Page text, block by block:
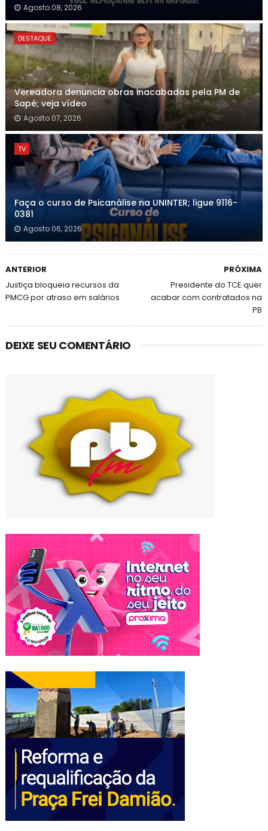
Agosto 08, 2026
DESTAQUE
Vereadora denuncia obras inacabadas pela PM de
Sapé; veja vídeo
Agosto 07, 2026
TV
Faça o curso de Psicanálise na UNINTER; ligue 9116-
0381
Agosto 06, 2026
PRÓXIMA
Presidente do TCE quer
acabar com contratados na
PB
ANTERIOR
Justiça bloqueia recursos da
PMCG por atraso em salários
DEIXE SEU COMENTÁRIO